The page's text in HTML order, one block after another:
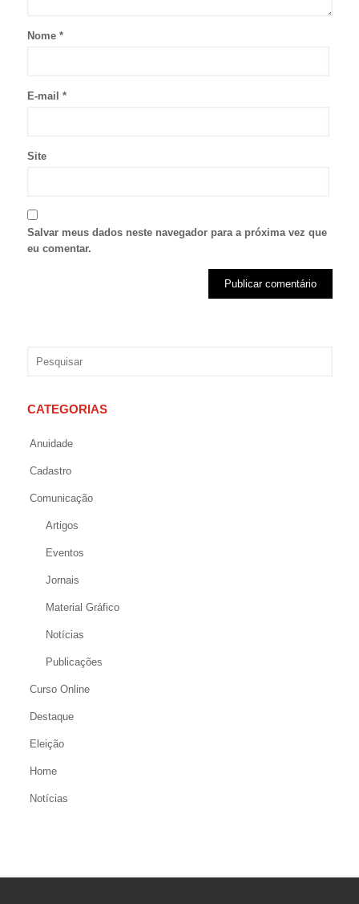
Nome *
E-mail *
Site
Salvar meus dados neste navegador para a próxima vez que
eu comentar.
CATEGORIAS
Anuidade
Cadastro
Comunicação
Artigos
Eventos
Jornais
Material Gráfico
Notícias
Publicações
Curso Online
Destaque
Eleição
Home
Notícias